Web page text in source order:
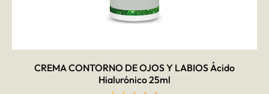
AÑADIR AL CARRITO
CREMA CONTORNO DE OJOS Y LABIOS Ácido
Hialurónico 25ml